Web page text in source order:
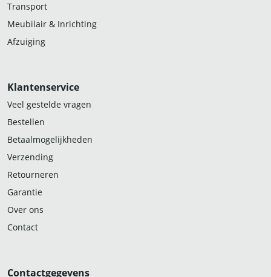
Transport
Meubilair & Inrichting
Afzuiging
Klantenservice
Veel gestelde vragen
Bestellen
Betaalmogelijkheden
Verzending
Retourneren
Garantie
Over ons
Contact
Contactgegevens